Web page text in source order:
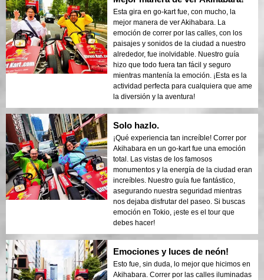
Esta gira en go-kart fue, con mucho, la
mejor manera de ver Akihabara. La
emoción de correr por las calles, con los
paisajes y sonidos de la ciudad a nuestro
alrededor, fue inolvidable. Nuestro guía
hizo que todo fuera tan fácil y seguro
mientras mantenía la emoción. ¡Esta es la
actividad perfecta para cualquiera que ame
la diversión y la aventura!
Solo hazlo.
¡Qué experiencia tan increíble! Correr por
Akihabara en un go-kart fue una emoción
total. Las vistas de los famosos
monumentos y la energía de la ciudad eran
increíbles. Nuestro guía fue fantástico,
asegurando nuestra seguridad mientras
nos dejaba disfrutar del paseo. Si buscas
emoción en Tokio, ¡este es el tour que
debes hacer!
Emociones y luces de neón!
Esto fue, sin duda, lo mejor que hicimos en
Akihabara. Correr por las calles iluminadas